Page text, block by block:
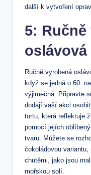
další k vytvoření
5:
Ručně vyrobená
když se jedná o 60.
výjimečná. Připravte
dodají vaší akci
tortu, která reflektuje
pomocí jejích
tvaru. Můžete se
čokoládovou
chutěmi, jako jsou
mořskou solí.